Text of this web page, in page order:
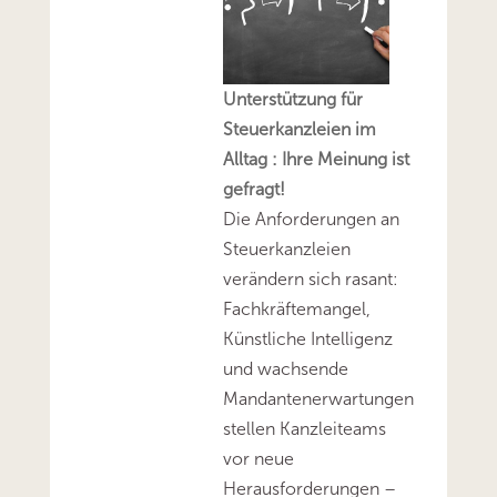
Unterstützung für
Steuerkanzleien im
Alltag : Ihre Meinung ist
gefragt!
Die Anforderungen an
Steuerkanzleien
verändern sich rasant:
Fachkräftemangel,
Künstliche Intelligenz
und wachsende
Mandantenerwartungen
stellen Kanzleiteams
vor neue
Herausforderungen –